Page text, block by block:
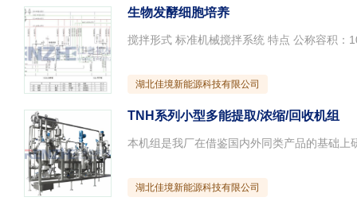
生物发酵细胞培养
湖北佳境新能源科技有限公司
TNH系列小型多能提取/浓缩/回收机组
湖北佳境新能源科技有限公司